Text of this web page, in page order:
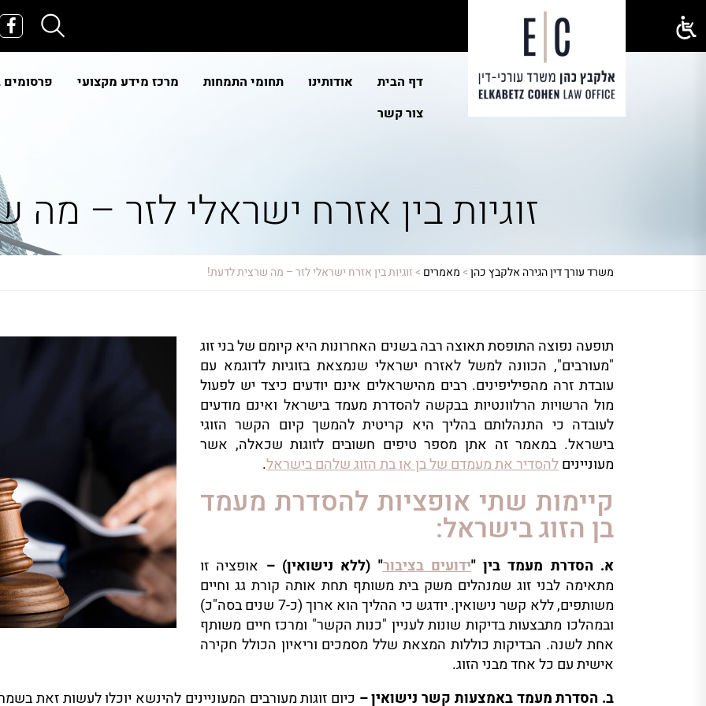
דף הבית אודותינו תחומי התמחות מרכז מידע מקצועי
צור קשר
זוגיות בין אזרח ישראלי לזר –
משרד עורך דין הגירה אלקבץ כהן>מאמרים >זוגיות בין אזרח ישראלי לזר – מה שרצית לדעת!
תופעה נפוצה התופסת תאוצה רבה בשנים האחרונות היא קיומם של בני זוג
"מעורבים", הכוונה למשל לאזרח ישראלי שנמצאת בזוגיות לדוגמא עם
עובדת זרה מהפיליפינים. רבים מהישראלים אינם יודעים כיצד יש לפעול
מול הרשויות הרלוונטיות בבקשה להסדרת מעמד בישראל ואינם מודעים
לעובדה כי התנהלותם בהליך היא קריטית להמשך קיום הקשר הזוגי
בישראל. במאמר זה אתן מספר טיפים חשובים לזוגות שכאלה, אשר
מעונייניםלהסדיר את מעמדם של בן או בת הזוג שלהם בישראל.
קיימות שתי אופציות להסדרת מעמד
בן הזוג בישראל:
א. הסדרת מעמד בין "ידועים בציבור" (ללא נישואין) – אופציה זו
מתאימה לבני זוג שמנהלים משק בית משותף תחת אותה קורת גג וחיים
משותפים, ללא קשר נישואין. יודגש כי ההליך הוא ארוך (כ-7 שנים בסה"כ)
ובמהלכו מתבצעות בדיקות שונות לעניין "כנות הקשר" ומרכז חיים משותף
אחת לשנה. הבדיקות כוללות המצאת שלל מסמכים וריאיון הכולל חקירה
אישית עם כל אחד מבני הזוג.
ב. הסדרת מעמד באמצעות קשר נישואין – כיום זוגות מעורבים המעוניינים להינשא יוכלו לעשות זאת